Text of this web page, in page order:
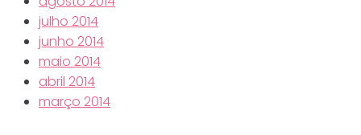
julho 2014
junho 2014
maio 2014
abril 2014
março 2014